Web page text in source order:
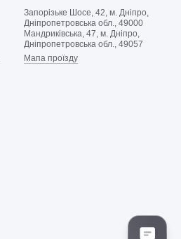
Запорізьке Шосе, 42, м. Дніпро,
Дніпропетровська обл., 49000
Мандриківська, 47, м. Дніпро,
Дніпропетровська обл., 49057
Мапа проїзду